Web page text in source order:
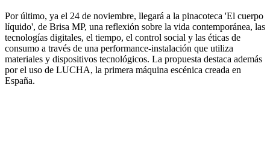
Por último, ya el 24 de noviembre, llegará a la pinacoteca 'El cuerpo
líquido', de Brisa MP, una reflexión sobre la vida contemporánea, las
tecnologías digitales, el tiempo, el control social y las éticas de
consumo a través de una performance-instalación que utiliza
materiales y dispositivos tecnológicos. La propuesta destaca además
por el uso de LUCHA, la primera máquina escénica creada en
España.